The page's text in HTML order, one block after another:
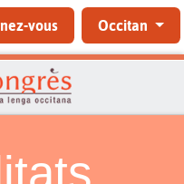
vous Occitan